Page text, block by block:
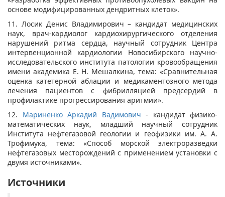
основе модифицированных дендритных клеток».
11. Лосик Денис Владимирович – кандидат медицинских
наук, врач-кардиолог кардиохирургического отделения
нарушений ритма сердца, научный сотрудник Центра
интервенционной кардиологии Новосибирского научно-
исследовательского института патологии кровообращения
имени академика Е. Н. Мешалкина, тема: «Сравнительная
оценка катетерной аблации и медикаментозного метода
лечения пациентов с фибрилляцией предсердий в
профилактике прогрессирования аритмии».
12. Мариненко Аркадий Вадимович​ - кандидат физико-
математических наук, младший научный сотрудник
Института нефтегазовой геологии и геофизики им. А. А.
Трофимука, тема: «Способ морской электроразведки
нефтегазовых месторождений с применением установки с
двумя источниками».
Источники